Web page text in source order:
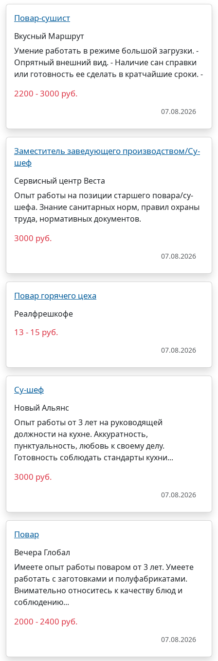
Повар-сушист
Вкусный Маршрут
Умение работать в режиме большой загрузки. -
Опрятный внешний вид. - Наличие сан справки
или готовность ее сделать в кратчайшие сроки. -
2200 - 3000 руб.
07.08.2026
Заместитель заведующего производством/Су-
шеф
Сервисный центр Веста
Опыт работы на позиции старшего повара/су-
шефа. Знание санитарных норм, правил охраны
труда, нормативных документов.
3000 руб.
07.08.2026
Повар горячего цеха
Реалфрешкофе
13 - 15 руб.
07.08.2026
Су-шеф
Новый Альянс
Опыт работы от 3 лет на руководящей
должности на кухне. Аккуратность,
пунктуальность, любовь к своему делу.
Готовность соблюдать стандарты кухни...
3000 руб.
07.08.2026
Повар
Вечера Глобал
Имеете опыт работы поваром от 3 лет. Умеете
работать с заготовками и полуфабрикатами.
Внимательно относитесь к качеству блюд и
соблюдению...
2000 - 2400 руб.
07.08.2026